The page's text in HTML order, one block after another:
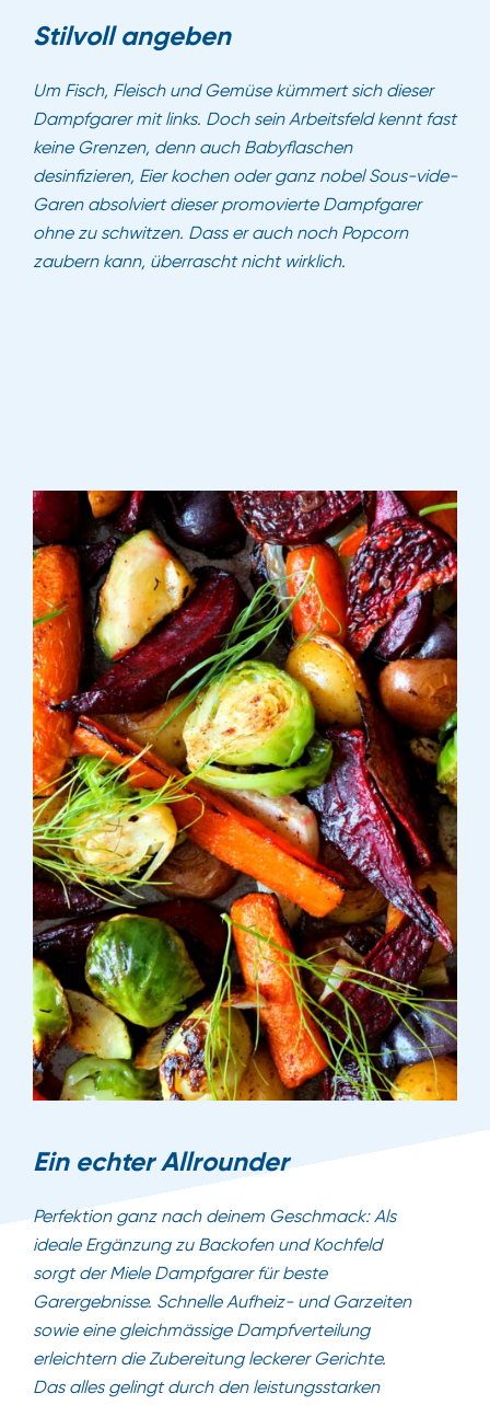
Stilvoll angeben
Um Fisch, Fleisch und Gemüse kümmert sich dieser
Dampfgarer mit links. Doch sein Arbeitsfeld kennt fast
keine Grenzen, denn auch Babyflaschen
desinfizieren, Eier kochen oder ganz nobel Sous-vide-
Garen absolviert dieser promovierte Dampfgarer
ohne zu schwitzen. Dass er auch noch Popcorn
zaubern kann, überrascht nicht wirklich.
Ein echter Allrounder
Perfektion ganz nach deinem Geschmack: Als
ideale Ergänzung zu Backofen und Kochfeld
sorgt der Miele Dampfgarer für beste
Garergebnisse. Schnelle Aufheiz- und Garzeiten
sowie eine gleichmässige Dampfverteilung
erleichtern die Zubereitung leckerer Gerichte.
Das alles gelingt durch den leistungsstarken